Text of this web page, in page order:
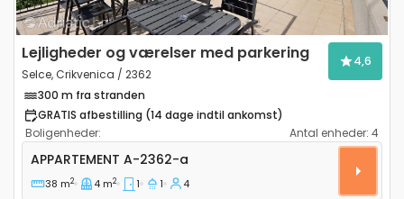
Lejligheder og værelser med parkering
Selce, Crikvenica / 2362
4,6
300 m fra stranden
GRATIS afbestilling (14 dage indtil ankomst)
Boligenheder:
Antal enheder: 4
Etværelses lejlighed Selce, Crikvenica A-2362-a
APPARTEMENT A-2362-a
38 m2 4 m2 1 1 4